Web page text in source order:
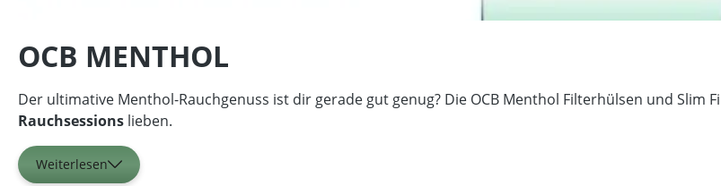
OCB MENTHOL
Der ultimative Menthol-Rauchgenuss ist dir gerade gut genug? Die OCB Menthol Filterhülsen und Slim
Rauchsessions lieben.
Weiterlesen